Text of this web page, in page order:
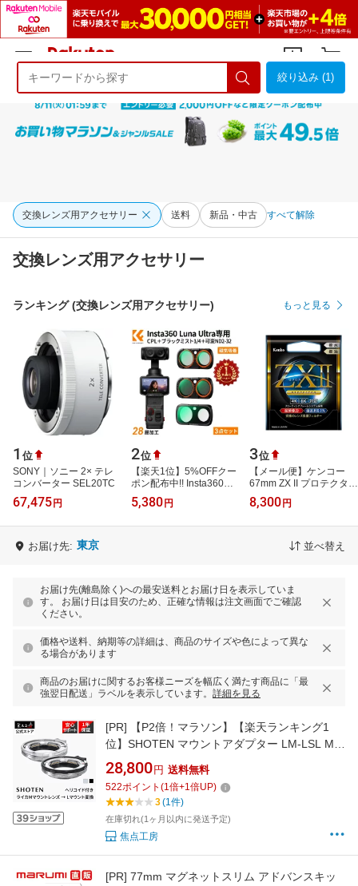
ようこそ 楽天市場へ ログイン
絞り込み (1)
交換レンズ用アクセサリー 送料 新品・中古 すべて解除
交換レンズ用アクセサリー
ランキング (交換レンズ用アクセサリー) もっと見る
1 位
SONY｜ソニー 2× テレ
コンバーター SEL20TC
67,475 円
2位
【楽天1位】5%OFFクー
ポン配布中!! Insta360
Luna Ultra専用 レンズフ
ィルター CPL ブラック
5,380 円
3位
【メール便】ケンコー
67mm ZX II プロテクター
レンズ保護フィルター
8,300 円
お届け先: 東京 並べ替え
お届け先(離島除く)への最安送料とお届け日を表示していま
す。 お届け日は目安のため、正確な情報は注文画面でご確認
ください。
価格や送料、納期等の詳細は、商品のサイズや色によって異な
る場合があります
商品のお届けに関するお客様ニーズを幅広く満たす商品に「最
強翌日配送」ラベルを表示しています。 詳細を見る
[PR]
【P2倍！マラソン】【楽天ランキング1
位】SHOTEN マウントアダプター LM-LSL M II
( ライカMマウントレンズ → Lマウント変換) ヘ
リコイド付き ライカ sl マウントアダプター 高
耐久性 パナソニック シグマ LUMIX DC fp L
Leica 対応 ブラック シルバー 焦点工房
28,800 円 送料無料
522ポイント (1倍+1倍UP)
3(1件)
在庫切れ(1ヶ月以内に発送予定)
焦点工房
[PR] 77mm マグネットスリム アドバンスキッ